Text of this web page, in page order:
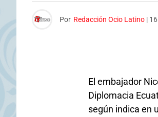
Por Redacción Ocio Latino |
El embajador
Diplomacia
según indica en